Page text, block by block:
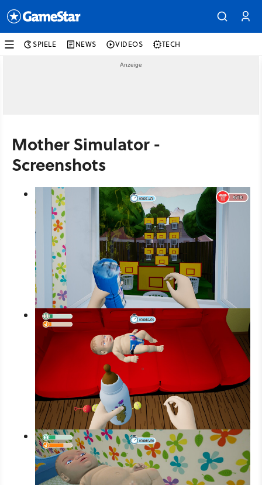
SPIELE NEWS VIDEOS TECH
Mother Simulator -
Screenshots